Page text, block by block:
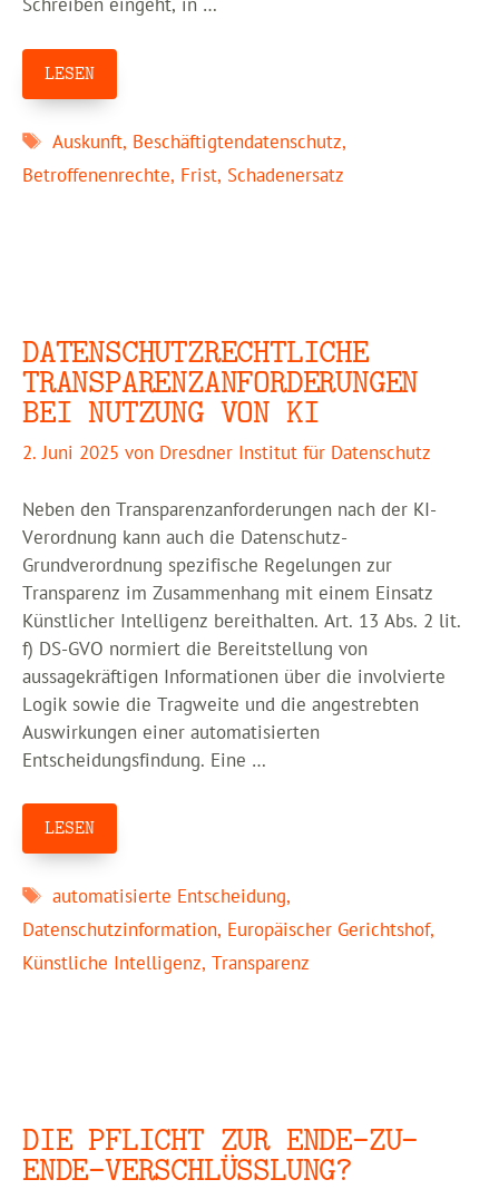
Schreiben eingeht, in …
LESEN
Schlagwörter
Auskunft, Beschäftigtendatenschutz,
Betroffenenrechte, Frist, Schadenersatz
DATENSCHUTZRECHTLICHE
TRANSPARENZANFORDERUNGEN
BEI NUTZUNG VON KI
2. Juni 2025 von Dresdner Institut für Datenschutz
Neben den Transparenzanforderungen nach der KI-
Verordnung kann auch die Datenschutz-
Grundverordnung spezifische Regelungen zur
Transparenz im Zusammenhang mit einem Einsatz
Künstlicher Intelligenz bereithalten. Art. 13 Abs. 2 lit.
f) DS-GVO normiert die Bereitstellung von
aussagekräftigen Informationen über die involvierte
Logik sowie die Tragweite und die angestrebten
Auswirkungen einer automatisierten
Entscheidungsfindung. Eine …
LESEN
Schlagwörter
automatisierte Entscheidung,
Datenschutzinformation, Europäischer Gerichtshof,
Künstliche Intelligenz, Transparenz
DIE PFLICHT ZUR ENDE-ZU-
ENDE-VERSCHLÜSSLUNG?